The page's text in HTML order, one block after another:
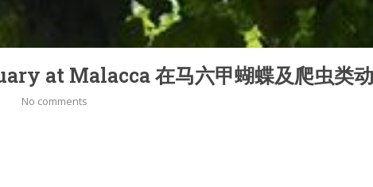
at Malacca 在马六甲蝴蝶及爬虫类
No comments